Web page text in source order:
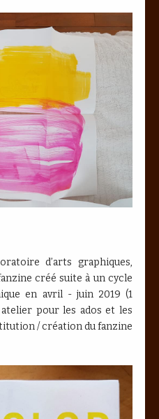
d’arts graphiques,
créé suite à un cycle
en avril - juin 2019 (1
pour les ados et les
/ création du fanzine